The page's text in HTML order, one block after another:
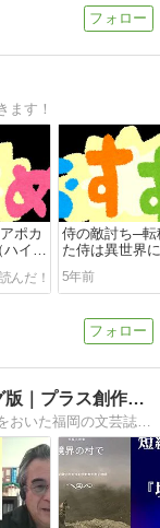
ます！
ポカ
イフ
ろ
侍の敵討ち─転
た侍は異世界
る─★★★（ハ
ジー/異世界転
5年前
世界の名作文学を５分で語るブログ版｜プラス創作記録
かつて高樹のぶ子さんと片山恭一さんも籍をおいた福岡の文芸誌「らむぷ」で10年小説修行をしました。 小説と詩の創作の方法論を独断と偏見で語りつくし 創作の記録と世界と日本の名作を味わうブログです。